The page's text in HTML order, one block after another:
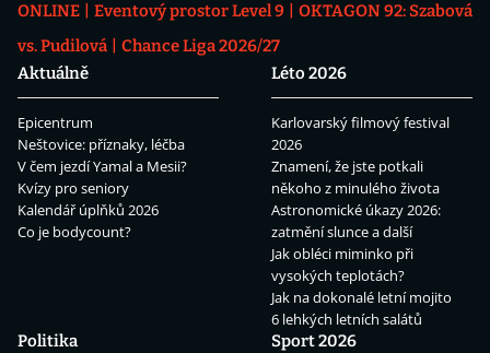
ONLINE
Eventový prostor Level 9
OKTAGON 92: Szabová
vs. Pudilová
Chance Liga 2026/27
Aktuálně
Epicentrum
Neštovice: příznaky, léčba
V čem jezdí Yamal a Mesii?
Kvízy pro seniory
Kalendář úplňků 2026
Co je bodycount?
Léto 2026
Karlovarský filmový festival
2026
Znamení, že jste potkali
někoho z minulého života
Astronomické úkazy 2026:
zatmění slunce a další
Jak obléci miminko při
vysokých teplotách?
Jak na dokonalé letní mojito
6 lehkých letních salátů
Politika
Sport 2026